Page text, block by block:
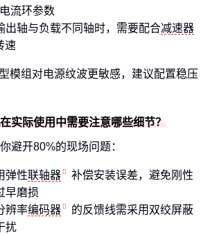
流环参数
出轴与负载不同轴时，需要配合减速器
速
模组对电源纹波更敏感，建议配置稳压
实际使用中需要注意哪些细节？
避开80%的现场问题：
弹性联轴器
补偿安装误差，避免刚性
早磨损
辨率编码器
的反馈线需采用双绞屏蔽
扰